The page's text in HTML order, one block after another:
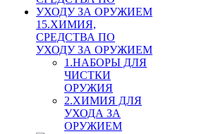
15.ХИМИЯ,
СРЕДСТВА ПО
УХОДУ ЗА ОРУЖИЕМ
1.НАБОРЫ ДЛЯ
ЧИСТКИ
ОРУЖИЯ
2.ХИМИЯ ДЛЯ
УХОДА ЗА
ОРУЖИЕМ